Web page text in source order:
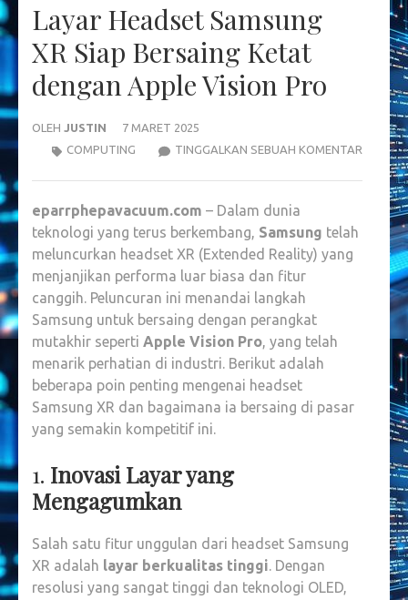
Layar Headset Samsung
XR Siap Bersaing Ketat
dengan Apple Vision Pro
OLEH JUSTIN
7 MARET 2025
TINGGALKAN SEBUAH KOMENTAR LAYAR
KETAT
DENGAN
COMPUTING
eparrphepavacuum.com – Dalam dunia
teknologi yang terus berkembang, Samsung telah
meluncurkan headset XR (Extended Reality) yang
menjanjikan performa luar biasa dan fitur
canggih. Peluncuran ini menandai langkah
Samsung untuk bersaing dengan perangkat
mutakhir seperti Apple Vision Pro, yang telah
menarik perhatian di industri. Berikut adalah
beberapa poin penting mengenai headset
Samsung XR dan bagaimana ia bersaing di pasar
yang semakin kompetitif ini.
1. Inovasi Layar yang
Mengagumkan
Salah satu fitur unggulan dari headset Samsung
XR adalah layar berkualitas tinggi. Dengan
resolusi yang sangat tinggi dan teknologi OLED,